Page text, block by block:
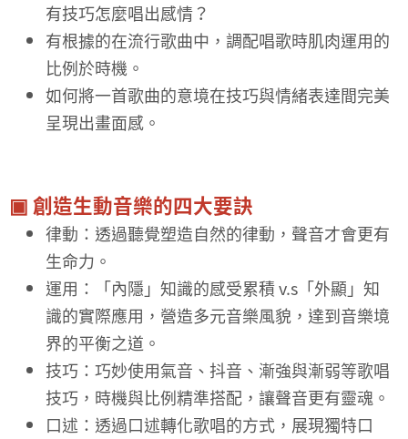
有技巧怎麼唱出感情？
有根據的在流行歌曲中，調配唱歌時肌肉運用的
比例於時機。
如何將一首歌曲的意境在技巧與情緒表達間完美
呈現出畫面感。
▣ 創造生動音樂的四大要訣
律動：透過聽覺塑造自然的律動，聲音才會更有
生命力。
運用：「內隱」知識的感受累積 v.s「外顯」知
識的實際應用，營造多元音樂風貌，達到音樂境
界的平衡之道。
技巧：巧妙使用氣音、抖音、漸強與漸弱等歌唱
技巧，時機與比例精準搭配，讓聲音更有靈魂。
口述：透過口述轉化歌唱的方式，展現獨特口